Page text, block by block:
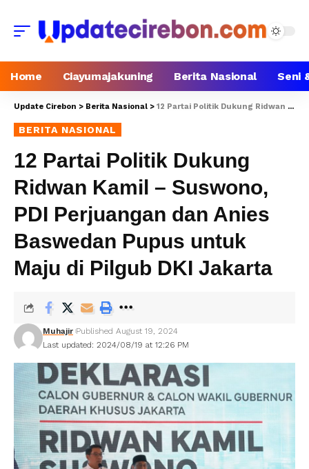
Home Ciayumajakuning Berita Nasional Seni
Update Cirebon > Berita Nasional > 12 Partai Politik Dukung Ridwan Kamil – Suswono, PDI Perjuangan dan Anies Baswedan Pupus untuk Maju di Pilgub DKI Jakarta
BERITA NASIONAL
12 Partai Politik Dukung
Ridwan Kamil – Suswono,
PDI Perjuangan dan Anies
Baswedan Pupus untuk
Maju di Pilgub DKI Jakarta
Last updated: 2024/08/19 at 12:26 PM
Muhajir Published August 19, 2024